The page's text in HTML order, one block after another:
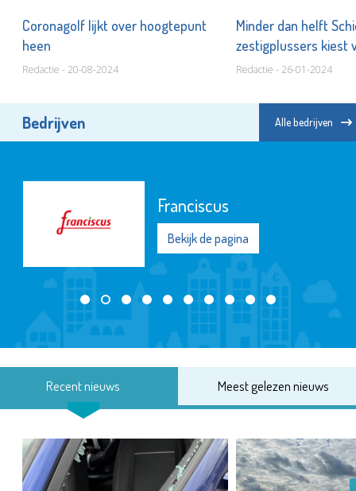
Coronagolf lijkt over hoogtepunt
heen
Redactie - 20-08-2024
Minder dan helft
zestigplussers kiest
Redactie - 26-01-2024
Bedrijven Alle bedrijven
Franciscus
Bekijk de pagina
Recent nieuws Meest gelezen nieuws